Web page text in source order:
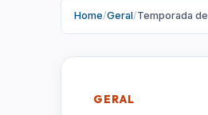
Home/Geral/Temporada
GERAL